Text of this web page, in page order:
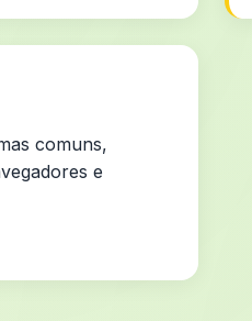
comuns,
e